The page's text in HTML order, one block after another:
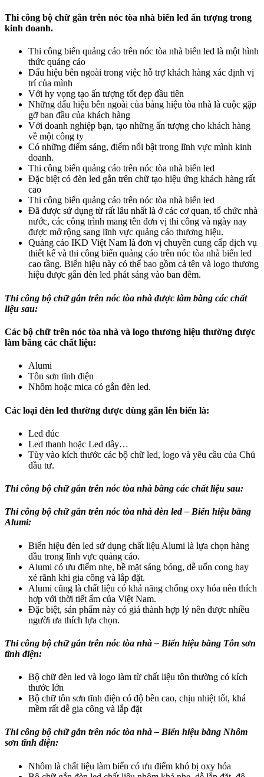
Thi công bộ chữ gắn trên nóc tòa nhà biển led ấn tượng trong
kinh doanh.
Thi công biển quảng cáo trên nóc tòa nhà biển led là một hình
thức quảng cáo
Dấu hiệu bên ngoài trong việc hỗ trợ khách hàng xác định vị
trí của mình
Với hy vọng tạo ấn tượng tốt đẹp đầu tiên
Những dấu hiệu bên ngoài của bảng hiệu tòa nhà là cuộc gặp
gỡ ban đầu của khách hàng
Với doanh nghiệp bạn, tạo những ấn tượng cho khách hàng
về một công ty
Có những điểm sáng, điểm nổi bật trong lĩnh vực mình kinh
doanh.
Thi công biển quảng cáo trên nóc tòa nhà biển led
Đặc biệt có đèn led gắn trên chữ tạo hiệu ứng khách hàng rất
cao
Thi công biển quảng cáo trên nóc tòa nhà biển led
Đã được sử dụng từ rất lâu nhất là ở các cơ quan, tổ chức nhà
nước, các công trình mang tên đơn vị thi công và ngày nay
được mở rộng sang lĩnh vực quảng cáo thương hiệu.
Quảng cáo IKD Việt Nam là đơn vị chuyên cung cấp dịch vụ
thiết kế và thi công biển quảng cáo trên nóc tòa nhà biển led
cao tầng. Biển hiệu này có thể bao gồm cả tên và logo thương
hiệu được gắn đèn led phát sáng vào ban đêm.
Thi công bộ chữ gắn trên nóc tòa nhà được làm bằng các chất
liệu sau:
Các bộ chữ trên nóc tòa nhà và logo thương hiệu thường được
làm bằng các chất liệu:
Alumi
Tôn sơn tĩnh điện
Nhôm hoặc mica có gắn đèn led.
Các loại đèn led thường được dùng gắn lên biển là:
Led đúc
Led thanh hoặc Led dây…
Tùy vào kích thước các bộ chữ led, logo và yêu cầu của Chủ
đầu tư.
Thi công bộ chữ gắn trên nóc tòa nhà bằng các chất liệu sau:
Thi công bộ chữ gắn trên nóc tòa nhà đèn led – Biển hiệu bằng
Alumi:
Biển hiệu đèn led sử dụng chất liệu Alumi là lựa chọn hàng
đầu trong lĩnh vực quảng cáo.
Alumi có ưu điểm nhẹ, bề mặt sáng bóng, dễ uốn cong hay
xẻ rãnh khi gia công và lắp đặt.
Alumi cũng là chất liệu có khả năng chống oxy hóa nên thích
hợp với thời tiết ẩm của Việt Nam.
Đặc biệt, sản phẩm này có giá thành hợp lý nên được nhiều
người ưa thích lựa chọn.
Thi công bộ chữ gắn trên nóc tòa nhà– Biển hiệu bằng Tôn sơn
tĩnh điện:
Bộ chữ đèn led và logo làm từ chất liệu tôn thường có kích
thước lớn
Bộ chữ tôn sơn tĩnh điện có độ bền cao, chịu nhiệt tốt, khá
mềm rất dễ gia công và lắp đặt
Thi công bộ chữ gắn trên nóc tòa nhà– Biển hiệu bằng Nhôm
sơn tĩnh điện:
Nhôm là chất liệu làm biển có ưu điểm khó bị oxy hóa